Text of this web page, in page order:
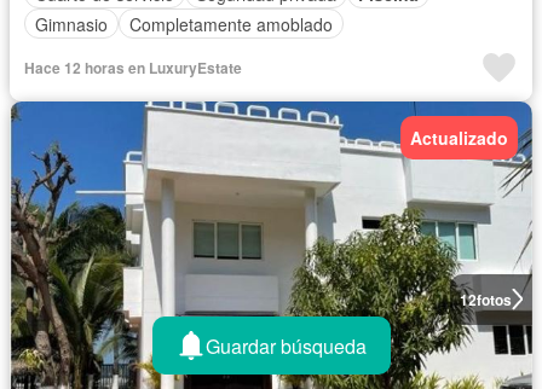
Gimnasio
Completamente amoblado
Hace 12 horas en LuxuryEstate
12fotos
Actualizado
Guardar búsqueda